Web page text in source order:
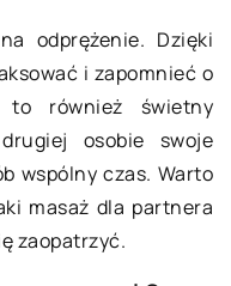
odprężenie. Dzięki
i zapomnieć o
to również świetny
osobie swoje
wspólny czas. Warto
masaż dla partnera
zaopatrzyć.